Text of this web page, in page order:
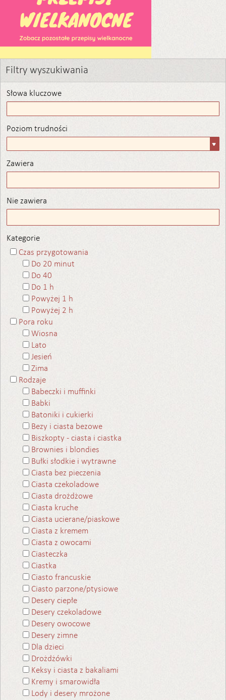
Filtry wyszukiwania
Słowa kluczowe
Poziom trudności
trudności
Zawiera
Nie zawiera
Kategorie
Czas przygotowania
Do 20 minut
Do 40
Do 1 h
Powyżej 1 h
Powyżej 2 h
Pora roku
Wiosna
Lato
Jesień
Zima
Rodzaje
Babeczki i muffinki
Babki
Batoniki i cukierki
Bezy i ciasta bezowe
Biszkopty - ciasta i ciastka
Brownies i blondies
Bułki słodkie i wytrawne
Ciasta bez pieczenia
Ciasta czekoladowe
Ciasta drożdżowe
Ciasta kruche
Ciasta ucierane/piaskowe
Ciasta z kremem
Ciasta z owocami
Ciasteczka
Ciastka
Ciasto francuskie
Ciasto parzone/ptysiowe
Desery ciepłe
Desery czekoladowe
Desery owocowe
Desery zimne
Dla dzieci
Drożdżówki
Keksy i ciasta z bakaliami
Kremy i smarowidła
Lody i desery mrożone